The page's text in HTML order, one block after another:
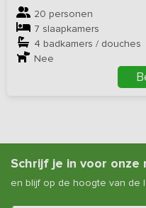
20 personen
7 slaapkamers
4 badkamers / douches
Nee
Schrijf je in voor onze
en blijf op de hoogte van de